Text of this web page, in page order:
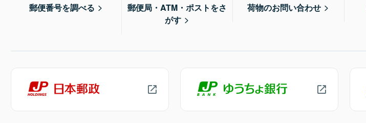
郵便番号を調べる
郵便局・ATM・ポストをさ
がす
荷物のお問い合わせ